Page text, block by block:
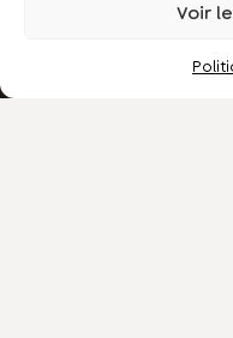
Voir